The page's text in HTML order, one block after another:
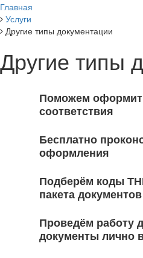
Главная
Услуги
Другие типы документации
Другие типы
Поможем
соответствия
Бесплатно
оформления
Подберём коды
пакета документов
Проведём работу
документы лично